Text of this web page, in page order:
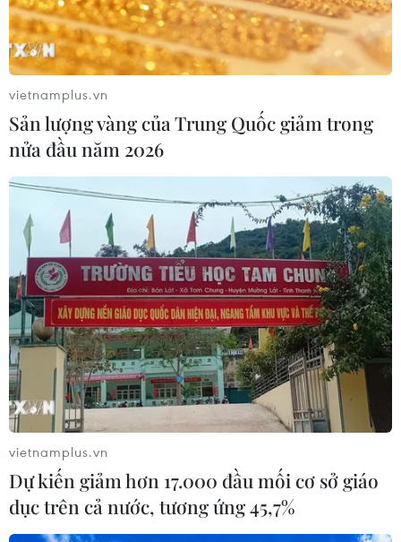
Thanh Hóa: Dông, lốc kèm mưa đá gây
thiệt hại nhiều nhà của người dân
17/04/2024 14:15
Một trận dông lốc, kèm mưa đá vừa xảy ra tại huyện
Mường Lát, tỉnh Thanh Hóa, làm hơn 40 nhà dân bị tốc
mái và gây thiệt hại hoa màu của người dân.
vietnamplus.vn
Sản lượng vàng của Trung Quốc giảm trong
nửa đầu năm 2026
vietnamplus.vn
Dự kiến giảm hơn 17.000 đầu mối cơ sở giáo
dục trên cả nước, tương ứng 45,7%